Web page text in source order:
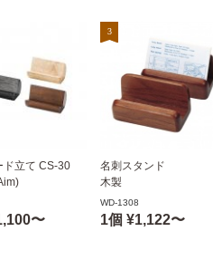
ド立て CS-30
〜
名刺スタンド
木製
WD-1308
カードスタンド
WD-1308
1個 ¥1,122〜